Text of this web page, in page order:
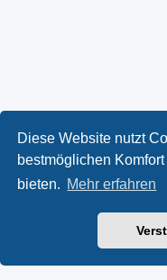
Diese Website nutzt
bestmöglichen
bieten. Mehr erfahren